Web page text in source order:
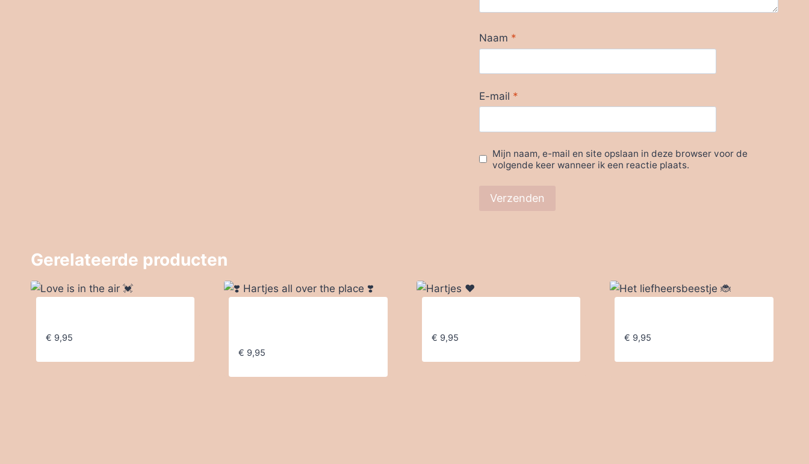
Naam *
E-mail *
Mijn naam, e-mail en site opslaan in deze browser voor de
volgende keer wanneer ik een reactie plaats.
Gerelateerde producten
€ 9,95
€ 9,95
€ 9,95 € 9,95